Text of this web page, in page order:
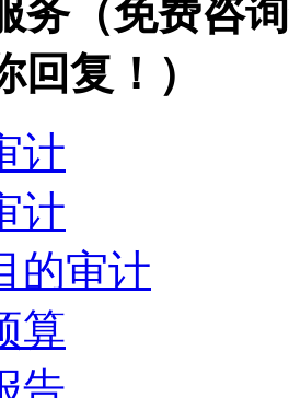
务（免费咨
回复！）
计
计
的审计
算